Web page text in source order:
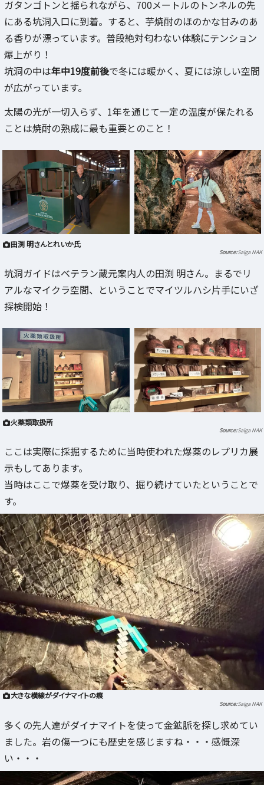
ガタンゴトンと揺られながら、700メートルのトンネルの先
にある坑洞入口に到着。すると、芋焼酎のほのかな甘みのあ
る香りが漂っています。普段絶対匂わない体験にテンション
爆上がり！
坑洞の中は年中19度前後で冬には暖かく、夏には涼しい空間
が広がっています。
太陽の光が一切入らず、1年を通じて一定の温度が保たれる
ことは焼酎の熟成に最も重要とのこと！
田渕 明さんとれいか氏
Saiga NAK
坑洞ガイドはベテラン蔵元案内人の田渕 明さん。まるでリ
アルなマイクラ空間、ということでマイツルハシ片手にいざ
探検開始！
火薬類取扱所
Saiga NAK
ここは実際に採掘するために当時使われた爆薬のレプリカ展
示もしてあります。
当時はここで爆薬を受け取り、掘り続けていたということで
す。
大きな横線がダイナマイトの痕
Saiga NAK
多くの先人達がダイナマイトを使って金鉱脈を探し求めてい
ました。岩の傷一つにも歴史を感じますね・・・感慨深
い・・・